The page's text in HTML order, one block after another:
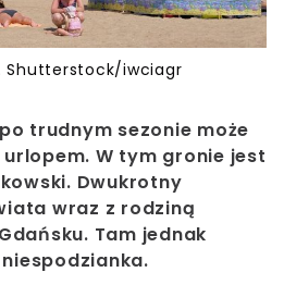
Shutterstock/iwciagr
trudnym sezonie może
W tym gronie jest
Dwukrotny
wraz z rodziną
Tam jednak
niespodzianka.